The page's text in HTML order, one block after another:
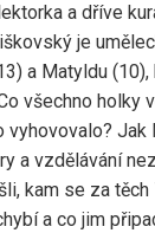
a dříve
je
a Matyldu (10),
všechno holky
vyhovovalo? Jak
a vzdělávání
kam se za
a co jim